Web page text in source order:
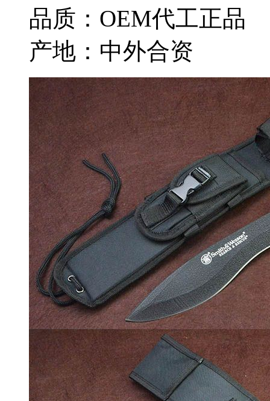
品质：OEM代工正品
产地：中外合资